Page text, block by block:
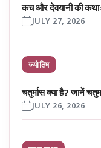
कच और देवयानी की
JULY 27, 2026
ज्योतिष
चतुर्मास क्या है? जानें
JULY 26, 2026